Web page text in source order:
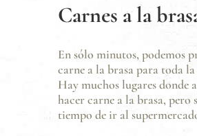
Carnes a la
En sólo minutos, podemos
carne a la brasa para toda
Hay muchos lugares donde
hacer carne a la brasa, pero
tiempo de ir al